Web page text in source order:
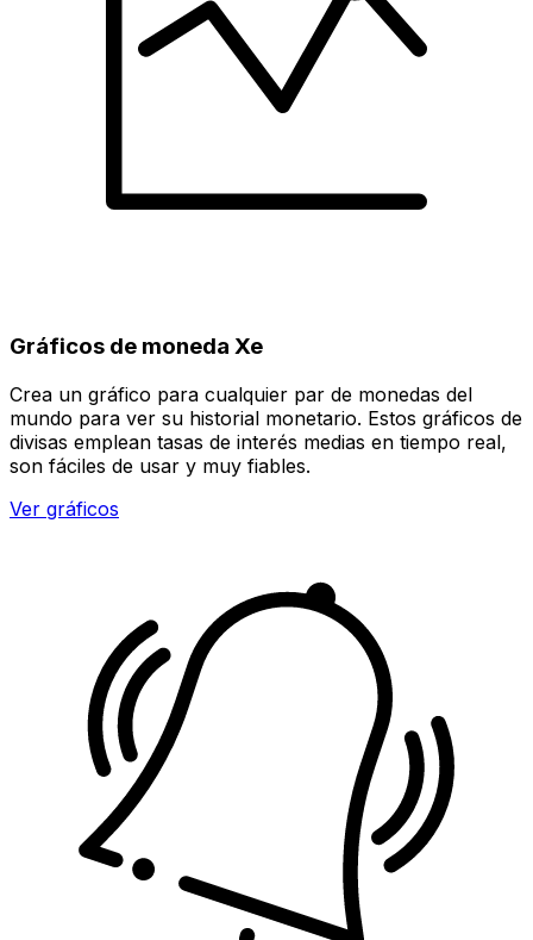
Gráficos de moneda Xe
Crea un gráfico para cualquier par de monedas del
mundo para ver su historial monetario. Estos gráficos de
divisas emplean tasas de interés medias en tiempo real,
son fáciles de usar y muy fiables.
Ver gráficos